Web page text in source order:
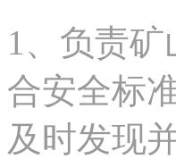
1、负责
合安全标
及时发现